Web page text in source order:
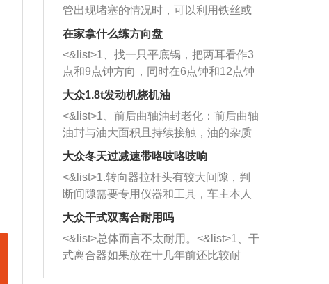
管出现堵塞的情况时，可以利用铁丝或
者是细棍，直接将杂物给取出来，如果
堵塞情况比较严重，也可以采取应急措
施。 <&list>2、直接利用木棍将所有的
杂物推到排气管里面的位置处，然后将
三元催化器拆解开，就可以将堵塞的东
西取出来。但如果是因为积碳过多引起
的堵塞，就需要将三元催化器泡在草酸
洗剂对堵塞的情况得到解决，将清洗剂
放在燃油箱中，与燃油混合后，车辆启
动时，就可以和汽油一起进入到燃烧
室，最后形成废气排出，就可以让三元
催化器得到清洗，排气管堵塞的情况就
能够得到解决。
在家拿什么练方向盘
<&list>1、找一只平底锅，把两耳看作3
点和9点钟方向，同时在6点钟和12点钟
方向做一个标记。 <&list>2、双手握住
一圈半的练习，往右同样也要打相同的
圈数。 <&list>3、最后强调要反复练
习，这样就可以形成肌肉记忆，在真实
驾驶车辆时，不需要记忆也能打好方
向。
大众1.8t发动机烧机油
<&list>1、前后曲轴油封老化：前后曲轴
油封与油大面积且持续接触，油的杂质
和发动机内持续温度变化使其密封效果
逐渐减弱，导致渗油或漏油。<&list>2、
活塞间隙过大：积碳会使活塞环与缸体
的间隙扩大，导致机油流入燃烧室中，
造成烧机油。<&list>3、机油粘度。使用
机油粘度过小的话，同样会有烧机油现
象，机油粘度过小具有很好的流动性，
大众冬天过减速带咯吱咯吱响
<&list>1.转向器拉杆头有较大间隙，判
断间隙需要专用仪器和工具，车主本人
无法制作，需要将车辆送到修理厂或4s
店；<&list>2.车辆半轴套管防尘罩破
裂，破裂后会出现漏油现象，使半轴磨
损严重，磨损的半轴容易损坏，产生异
响；<&list>3.稳定器的转向胶套和球头
大众干式双离合耐用吗
<&list>总体而言不太耐用。<&list>1、干
式离合器如果放在十几年前还比较耐